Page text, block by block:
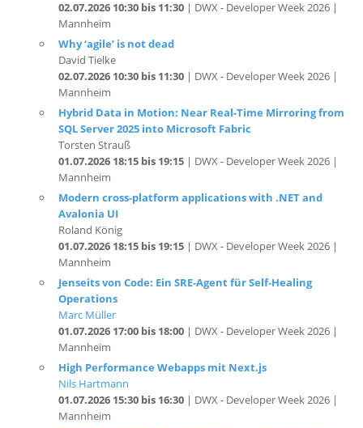
Why ‘agile’ is not dead
David Tielke
02.07.2026 10:30 bis 11:30
Mannheim
Hybrid Data in Motion: Near Real-Time Mirroring from
SQL Server 2025 into Microsoft Fabric
Torsten Strauß
01.07.2026 18:15 bis 19:15| DWX - Developer Week 2026 |
Mannheim
Modern cross-platform applications with .NET and
Avalonia UI
Roland König
01.07.2026 18:15 bis 19:15
Mannheim
Jenseits von Code: Ein SRE-Agent für Self-Healing
Operations
Marc Müller
01.07.2026 17:00 bis 18:00
Mannheim
High Performance Webapps mit Next.js
Nils Hartmann
01.07.2026 15:30 bis 16:30| DWX - Developer Week 2026 |
Mannheim
GitHub Copilot: Die Agents sind da ... und gekommen,
um zu bleiben